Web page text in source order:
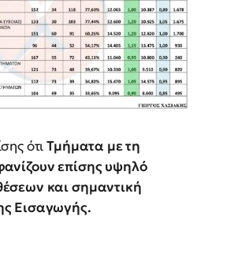
ότιΤμήματα με τη
επίσης υψηλό
και σημαντική
Εισαγωγής.